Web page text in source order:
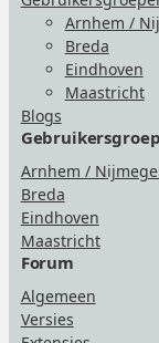
Arnhem /
Breda
Eindhoven
Maastricht
Blogs
Arnhem /
Breda
Eindhoven
Maastricht
Forum
Algemeen
Versies